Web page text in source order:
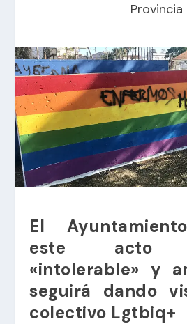
Provincia
El
este acto
«intolerable» y
seguirá dando
colectivo Lgtbiq+